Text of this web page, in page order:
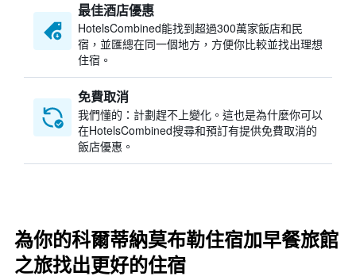
最佳酒店優惠
HotelsCombined​能找到超過300萬家飯店和民
宿，並匯總在同一個地方，方便你比較並找出理想
住宿。
免費取消
我們懂的：計劃趕不上變化。這也是為什麼你可以
在HotelsCombined搜尋和預訂有提供免費取消的
飯店優惠。
為你的科爾蒂納莫布勒住宿加早餐旅館
之旅找出更好的住宿